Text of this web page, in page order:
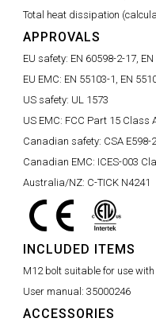
Total heat dissipation
APPROVALS
EU safety: EN 60598-2-17, EN
EU EMC: EN 55103-1, EN
US safety: UL 1573
US EMC: FCC Part 15 Class
Canadian safety: CSA E598-
Canadian EMC: ICES-003
Australia/NZ: C-TICK N4241
INCLUDED ITEMS
M12 bolt suitable for use
User manual: 35000246
ACCESSORIES